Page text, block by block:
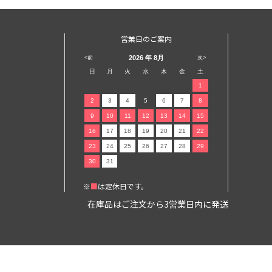
営業日のご案内
<前 次>
2026 年 8月
日 月 火 水 木 金 土
1
2 3 4 5 6 7 8
9 10 11 12 13 14 15
16 17 18 19 20 21 22
23 24 25 26 27 28 29
30 31
※■は定休日です。
在庫品はご注文から3営業日内に発送